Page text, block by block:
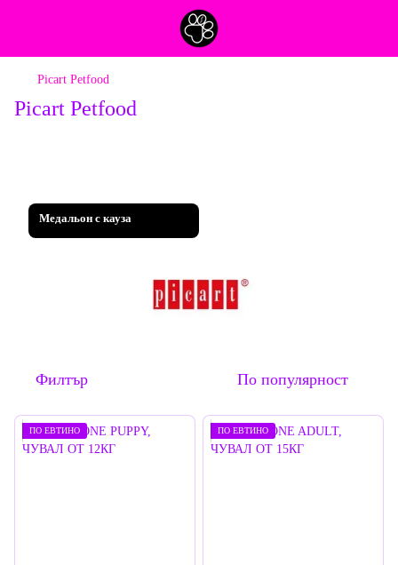
Picart Petfood
Picart Petfood
Медальон с кауза
Филтър По популярност
ПО ЕВТИНО ПО ЕВТИНО